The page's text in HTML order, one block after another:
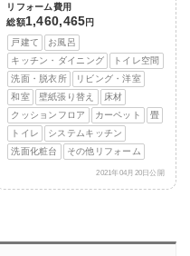
リフォーム費用
総額1,460,465円
戸建て
お風呂
キッチン・ダイニング
トイレ空間
洗面・脱衣所
リビング・洋室
和室
壁紙張り替え
床材
クッションフロア
カーペット
畳
トイレ
システムキッチン
洗面化粧台
その他リフォーム
2021年04月20日公開